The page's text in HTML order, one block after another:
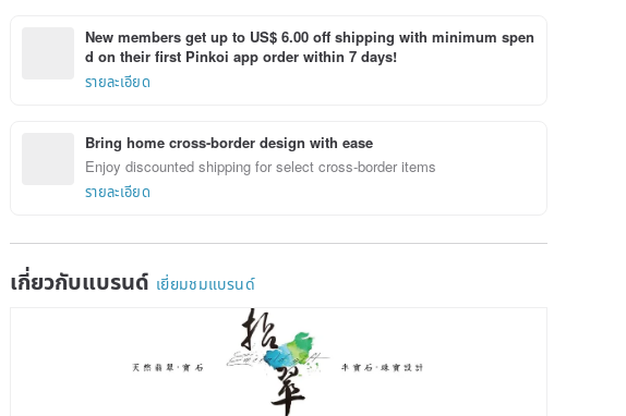
New members get up to US$ 6.00 off shipping with minimum spen
d on their first Pinkoi app order within 7 days!
รายละเอียด
Bring home cross-border design with ease
Enjoy discounted shipping for select cross-border items
รายละเอียด
เกี่ยวกับแบรนด์ เยี่ยมชมแบรนด์